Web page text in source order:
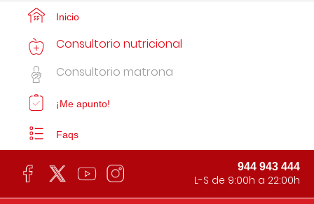
Inicio
Consultorio nutricional
Consultorio matrona
¡Me apunto!
Faqs
944 943 444
L-S de 9:00h a 22:00h